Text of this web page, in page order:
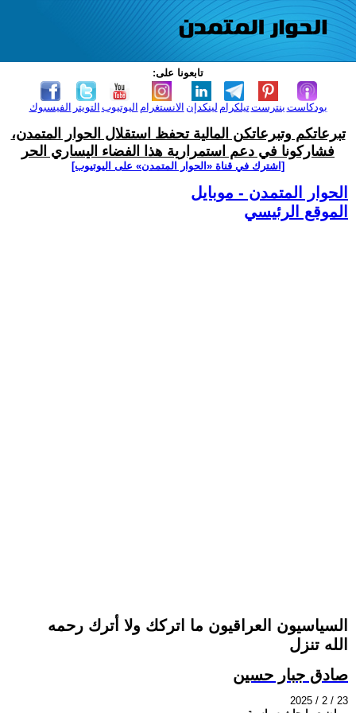
تابعونا على:
الفيسبوك التويتر اليوتيوب الانستغرام لينكدإن تيلكرامبنترست بودكاست
تبرعاتكم وتبرعاتكن المالية تحفظ استقلال الحوار المتمدن،
فشاركونا في دعم استمرارية هذا الفضاء اليساري الحر
[اشترك في قناة ‫«الحوار المتمدن» على اليوتيوب]
الحوار المتمدن - موبايل
الموقع الرئيسي
السياسيون العراقيون ما اتركك ولا أترك رحمه
الله تنزل
صادق جبار حسين
2025 / 2 / 23